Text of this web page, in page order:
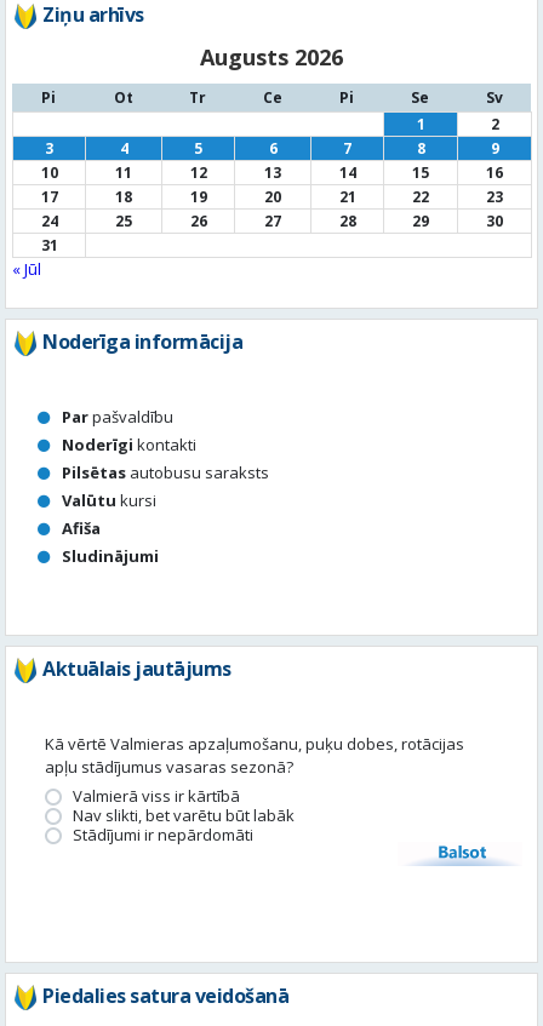
Ziņu arhīvs
Augusts 2026
Pi Ot Tr Ce Pi Se
Sv
1
2
3
4 5 6 7 8
9
10
11 12 13 14 15
16
17
18 19 20 21 22
23
24
25 26 27 28 29
30
31
« Jūl
Noderīga informācija
Parpašvaldību
Noderīgi kontakti
Pilsētas autobusu saraksts
Valūtu kursi
Afiša
Sludinājumi
Aktuālais jautājums
Kā vērtē Valmieras apzaļumošanu, puķu dobes, rotācijas
apļu stādījumus vasaras sezonā?
Valmierā viss ir kārtībā
Nav slikti, bet varētu būt labāk
Stādījumi ir nepārdomāti
Balsot
Piedalies satura veidošanā